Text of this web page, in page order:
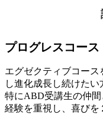
プログレスコース
エグゼクティブコー
し進化成長し続けたい
特にABD受講生の仲
経験を重視し、喜びを